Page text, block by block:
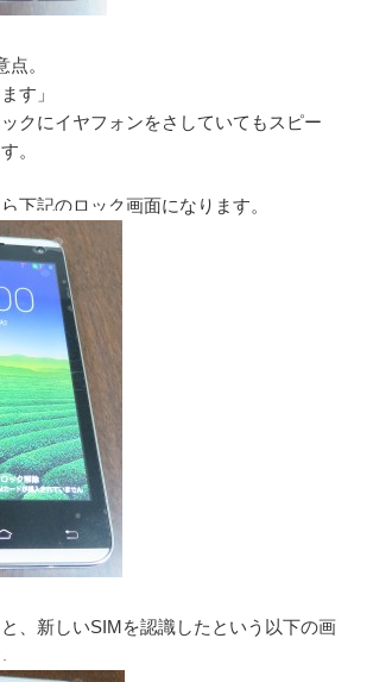
。
す」
クにイヤフォンをさしていてもスピー
。
下記のロック画面になります。
、新しいSIMを認識したという以下の画